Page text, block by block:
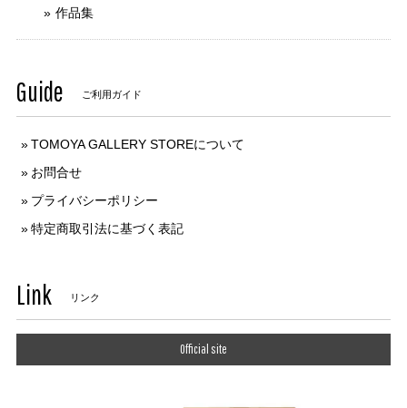
作品集
Guide ご利用ガイド
TOMOYA GALLERY STOREについて
お問合せ
プライバシーポリシー
特定商取引法に基づく表記
Link リンク
Official site